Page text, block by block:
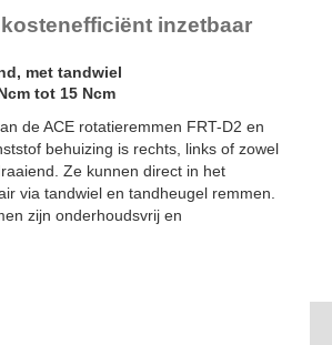
en FYN-
inzetbaar
met tandwiel
tot 15 Ncm
de ACE rotatieremmen FRT-D2 en
behuizing is rechts, links of zowel
Ze kunnen direct in het
via tandwiel en tandheugel remmen.
zijn onderhoudsvrij en